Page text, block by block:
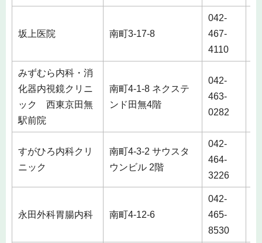
坂上医院 南町3-17-8
042-
467-
4110
みずむら内科・消
化器内視鏡クリニ
ック 西東京田無
駅前院
南町4-1-8 ネクステ
ンド田無4階
042-
463-
0282
すがひろ内科クリ
ニック
南町4-3-2 サウスタ
ウンビル 2階
042-
464-
3226
永田外科胃腸内科 南町4-12-6
042-
465-
8530